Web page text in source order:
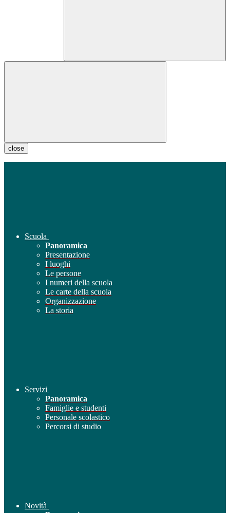
close
Scuola
Panoramica
Presentazione
I luoghi
Le persone
I numeri della scuola
Le carte della scuola
Organizzazione
La storia
Servizi
Panoramica
Famiglie e studenti
Personale scolastico
Percorsi di studio
Novità